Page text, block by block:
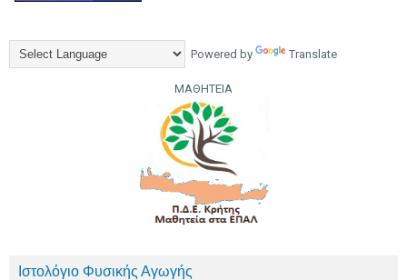
Powered by Translate
ΜΑΘΗΤΕΙΑ
Ιστολόγιο Φυσικής Αγωγής